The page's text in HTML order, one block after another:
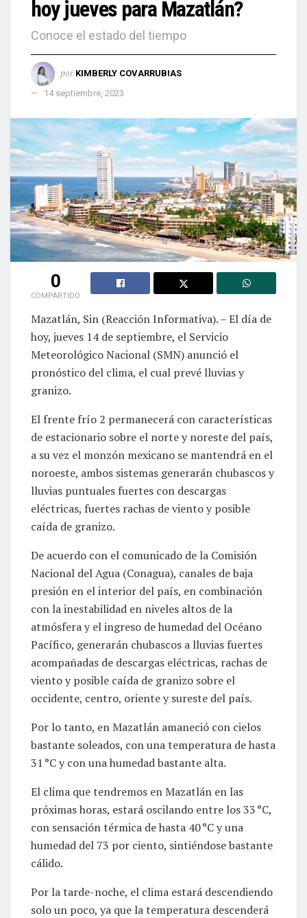
hoy jueves para Mazatlán?
Conoce el estado del tiempo
por KIMBERLY COVARRUBIAS
14 septiembre, 2023
0
COMPARTIDO
Mazatlán, Sin (Reacción Informativa). – El día de
hoy, jueves 14 de septiembre, el Servicio
Meteorológico Nacional (SMN) anunció el
pronóstico del clima, el cual prevé lluvias y
granizo.
El frente frío 2 permanecerá con características
de estacionario sobre el norte y noreste del país,
a su vez el monzón mexicano se mantendrá en el
noroeste, ambos sistemas generarán chubascos y
lluvias puntuales fuertes con descargas
eléctricas, fuertes rachas de viento y posible
caída de granizo.
De acuerdo con el comunicado de la Comisión
Nacional del Agua (Conagua), canales de baja
presión en el interior del país, en combinación
con la inestabilidad en niveles altos de la
atmósfera y el ingreso de humedad del Océano
Pacífico, generarán chubascos a lluvias fuertes
acompañadas de descargas eléctricas, rachas de
viento y posible caída de granizo sobre el
occidente, centro, oriente y sureste del país.
Por lo tanto, en Mazatlán amaneció con cielos
bastante soleados, con una temperatura de hasta
31 °C y con una humedad bastante alta.
El clima que tendremos en Mazatlán en las
próximas horas, estará oscilando entre los 33 °C,
con sensación térmica de hasta 40 °C y una
humedad del 73 por ciento, sintiéndose bastante
cálido.
Por la tarde-noche, el clima estará descendiendo
solo un poco, ya que la temperatura descenderá